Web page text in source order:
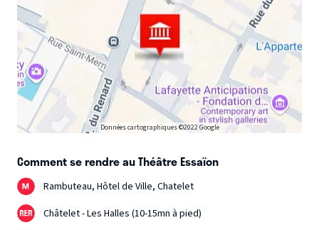
Données cartographiques ©2022 Google
Comment se rendre au Théâtre Essaïon
Rambuteau, Hôtel de Ville, Chatelet
Châtelet - Les Halles (10-15mn à pied)